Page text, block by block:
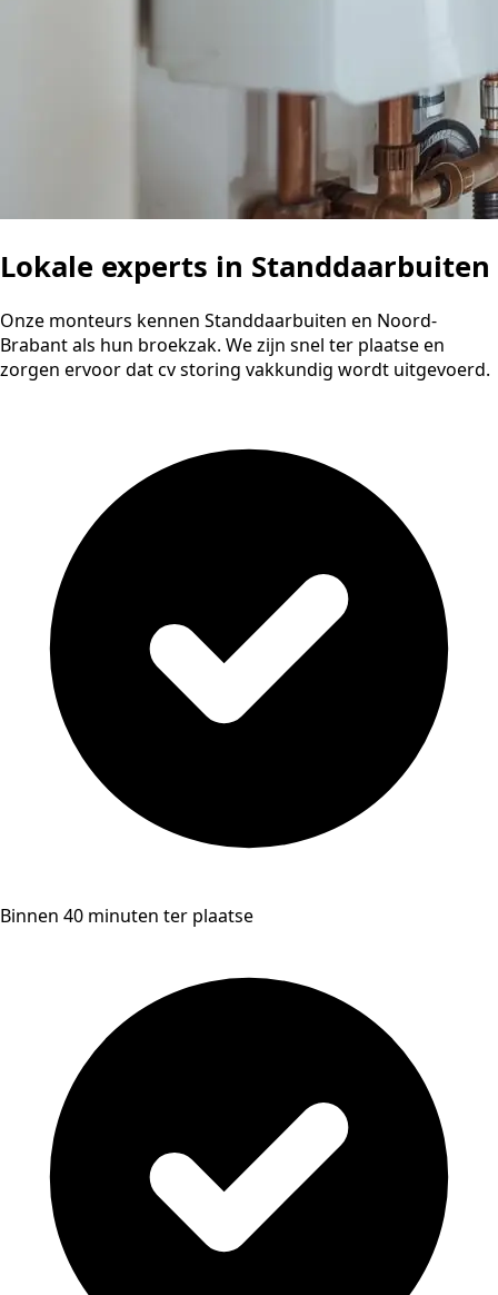
Lokale experts in Standdaarbuiten
Onze monteurs kennen Standdaarbuiten en Noord-
Brabant als hun broekzak. We zijn snel ter plaatse en
zorgen ervoor dat cv storing vakkundig wordt uitgevoerd.
Binnen 40 minuten ter plaatse